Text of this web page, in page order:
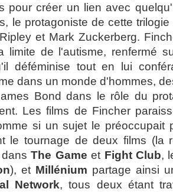
pour créer un lien avec
le protagoniste de cette
et Mark Zuckerberg.
limite de l'autisme, renfermé
déféminise tout en lui
dans un monde d'hommes,
Bond dans le rôle du
Les films de Fincher
si un sujet le préoccupait
le tournage de deux films (la
dansThe Game et Fight Club,
), et Millénium partage ainsi
Network, tous deux étant